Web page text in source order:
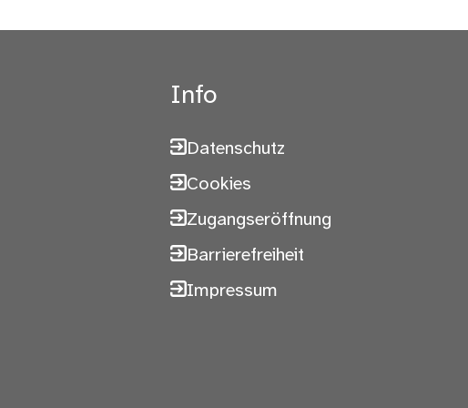
Info
Datenschutz
Cookies
Zugangseröffnung
Barrierefreiheit
Impressum